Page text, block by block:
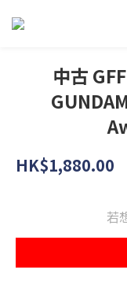
中古
HK$1,880.00
若